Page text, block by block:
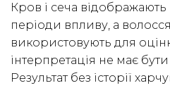
Кров і сеча відображають
періоди впливу, а волосся
використовують для
інтерпретація не має
Результат без історії